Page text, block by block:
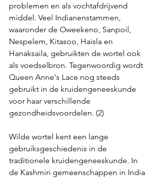
problemen en als vochtafdrijvend
middel. Veel Indianenstammen,
waaronder de Oweekeno, Sanpoil,
Nespelem, Kitasoo, Haisla en
Hanaksaila, gebruikten de wortel ook
als voedselbron. Tegenwoordig wordt
Queen Anne's Lace nog steeds
gebruikt in de kruidengeneeskunde
voor haar verschillende
gezondheidsvoordelen. (2)
Wilde wortel kent een lange
gebruiksgeschiedenis in de
traditionele kruidengeneeskunde. In
de Kashmiri gemeenschappen in India